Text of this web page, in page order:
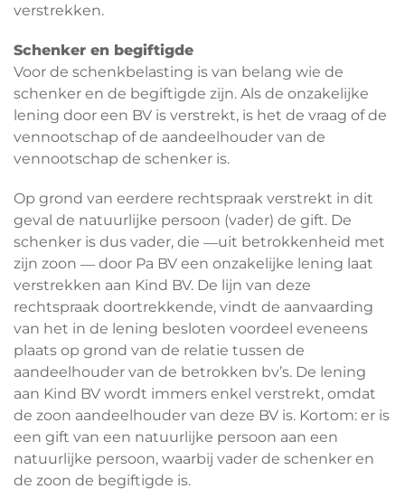
verstrekken.
Schenker en begiftigde
Voor de schenkbelasting is van belang wie de
schenker en de begiftigde zijn. Als de onzakelijke
lening door een BV is verstrekt, is het de vraag of de
vennootschap of de aandeelhouder van de
vennootschap de schenker is.
Op grond van eerdere rechtspraak verstrekt in dit
geval de natuurlijke persoon (vader) de gift. De
schenker is dus vader, die ―uit betrokkenheid met
zijn zoon ― door Pa BV een onzakelijke lening laat
verstrekken aan Kind BV. De lijn van deze
rechtspraak doortrekkende, vindt de aanvaarding
van het in de lening besloten voordeel eveneens
plaats op grond van de relatie tussen de
aandeelhouder van de betrokken bv’s. De lening
aan Kind BV wordt immers enkel verstrekt, omdat
de zoon aandeelhouder van deze BV is. Kortom: er is
een gift van een natuurlijke persoon aan een
natuurlijke persoon, waarbij vader de schenker en
de zoon de begiftigde is.